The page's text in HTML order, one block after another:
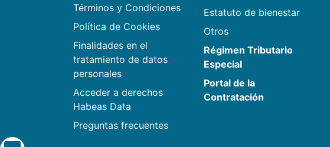
Términos y Condiciones
Política de Cookies
Finalidades en el
tratamiento de datos
personales
Acceder a derechos
Habeas Data
Preguntas frecuentes
Estatuto de bienestar
Otros
Régimen Tributario
Especial
Portal de la
Contratación